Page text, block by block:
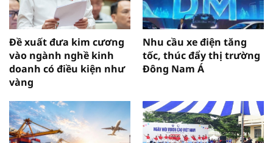
Đề xuất đưa kim cương
vào ngành nghề kinh
doanh có điều kiện như
vàng
Nhu cầu xe điện tăng
tốc, thúc đẩy thị trường
Đông Nam Á